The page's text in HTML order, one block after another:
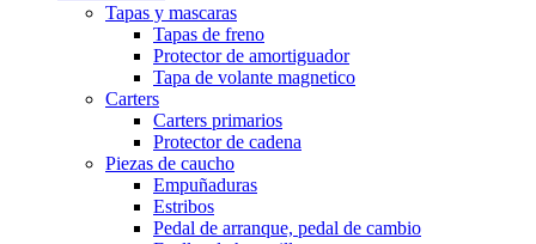
Tapas y mascaras
Tapas de freno
Protector de amortiguador
Tapa de volante magnetico
Carters
Carters primarios
Protector de cadena
Piezas de caucho
Empuñaduras
Estribos
Pedal de arranque, pedal de cambio